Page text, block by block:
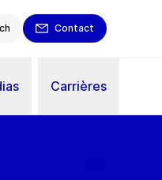
Contact
Carrières